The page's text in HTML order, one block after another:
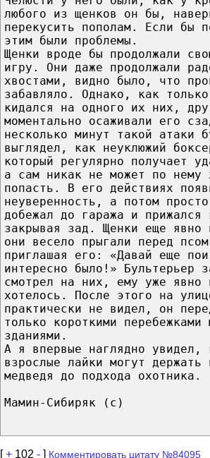
любого из щенков он бы,
перекусить пополам. Если бы
этим были проблемы.
Щенки вроде бы продолжали
игру. Они даже продолжали
хвостами, видно было, что
забавляло. Однако, как только
кидался на одного их них,
моментально осаживали его
несколько минут такой атаки
выглядел, как неуклюжий
который регулярно получает
а сам никак не может по нему
попасть. В его действиях
неуверенность, а потом
добежал до гаража и прижался
закрывая зад. Щенки еще явно
они весело прыгали перед
приглашая его: «Давай еще
интересно было!» Бультерьер
смотрел на них, ему уже явно
хотелось. После этого на
практически не видел, он
только короткими перебежками
зданиями.
А я впервые наглядно увидел,
взрослые лайки могут держать
медведя до подхода охотника.
Мамин-Сибиряк (с)
[+ 102 - ] Комментировать цитату №84095